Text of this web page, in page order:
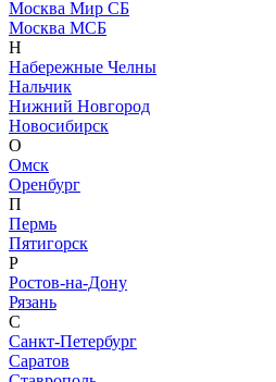
Москва Мир СБ
Москва МСБ
Н
Набережные Челны
Нальчик
Нижний Новгород
Новосибирск
О
Омск
Оренбург
П
Пермь
Пятигорск
Р
Ростов-на-Дону
Рязань
С
Санкт-Петербург
Саратов